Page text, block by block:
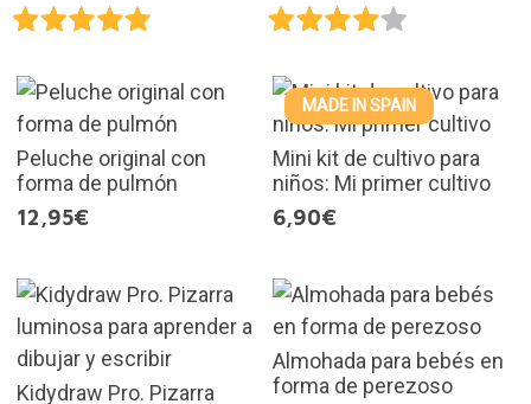
Peluche original con
forma de pulmón
12,95€
MADE IN SPAIN
Mini kit de cultivo para
niños: Mi primer cultivo
6,90€
Kidydraw Pro. Pizarra
Almohada para bebés en
forma de perezoso